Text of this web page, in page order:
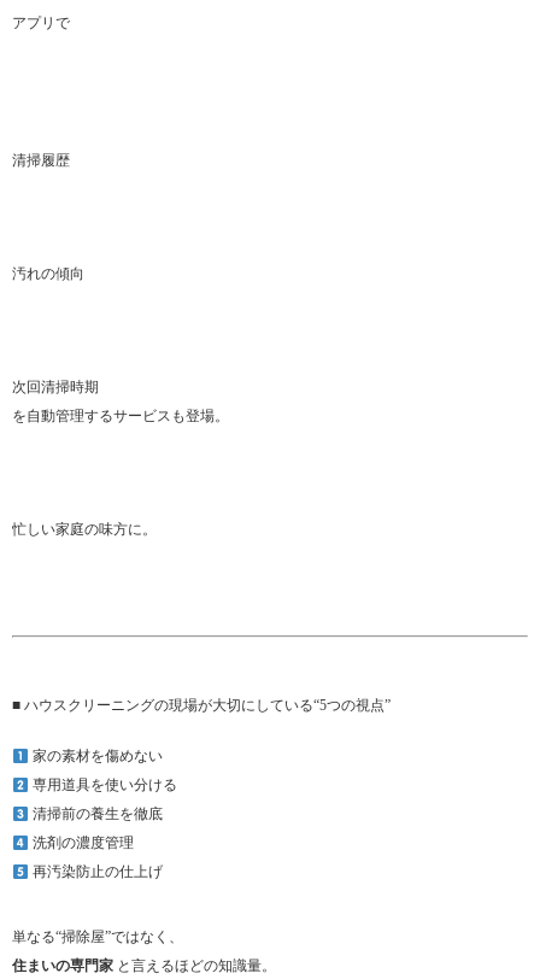
アプリで
清掃履歴
汚れの傾向
次回清掃時期
を自動管理するサービスも登場。
忙しい家庭の味方に。
■ ハウスクリーニングの現場が大切にしている“5つの視点”
家の素材を傷めない
専用道具を使い分ける
清掃前の養生を徹底
洗剤の濃度管理
再汚染防止の仕上げ
単なる“掃除屋”ではなく、
住まいの専門家 と言えるほどの知識量。